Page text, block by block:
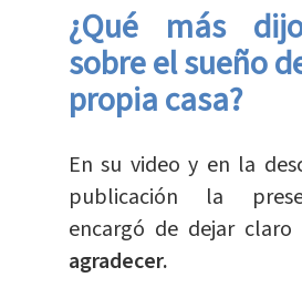
¿Qué más
sobre el sueño
propia casa?
En su video y en la
publicación la
encargó de dejar claro
agradecer.